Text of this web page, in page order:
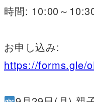
時間: 10:00～
お申し込み:
https://forms.gle/